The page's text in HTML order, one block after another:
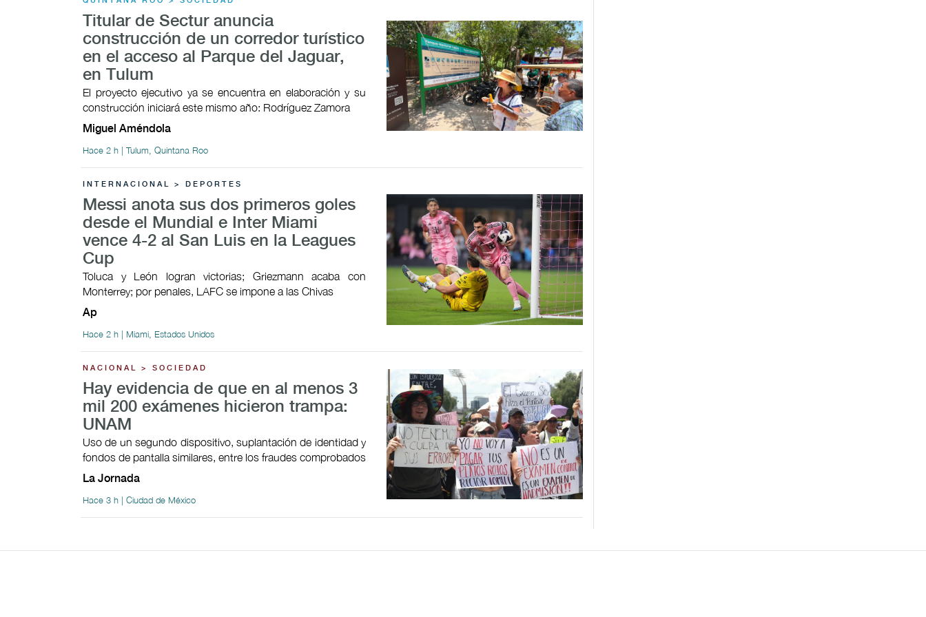
Titular de Sectur anuncia
construcción de un corredor turístico
en el acceso al Parque del Jaguar,
en Tulum
El proyecto ejecutivo ya se encuentra en elaboración y su
construcción iniciará este mismo año: Rodríguez Zamora
Miguel Améndola
Hace 2 h | Tulum, Quintana Roo
INTERNACIONAL > DEPORTES
Messi anota sus dos primeros goles
desde el Mundial e Inter Miami
vence 4-2 al San Luis en la Leagues
Cup
Toluca y León logran victorias; Griezmann acaba con
Monterrey; por penales, LAFC se impone a las Chivas
Ap
Hace 2 h | Miami, Estados Unidos
NACIONAL > SOCIEDAD
Hay evidencia de que en al menos 3
mil 200 exámenes hicieron trampa:
UNAM
Uso de un segundo dispositivo, suplantación de identidad y
fondos de pantalla similares, entre los fraudes comprobados
La Jornada
Hace 3 h | Ciudad de México